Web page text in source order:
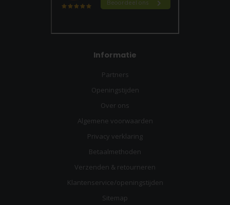
Informatie
Partners
Openingstijden
Over ons
Algemene voorwaarden
Privacy verklaring
Betaalmethoden
Verzenden & retourneren
Klantenservice/openingstijden
Sitemap